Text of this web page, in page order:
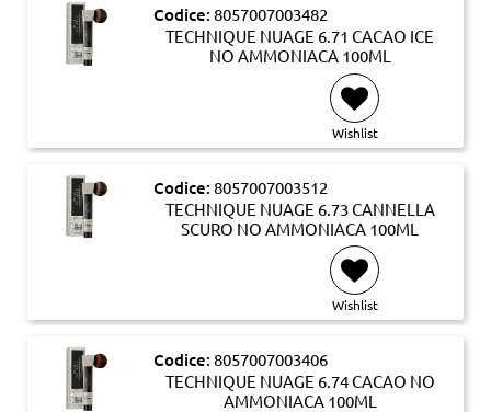
Codice: 8057007003482
TECHNIQUE NUAGE 6.71 CACAO ICE
NO AMMONIACA 100ML
Wishlist
Codice: 8057007003512
TECHNIQUE NUAGE 6.73 CANNELLA
SCURO NO AMMONIACA 100ML
Wishlist
Codice: 8057007003406
TECHNIQUE NUAGE 6.74 CACAO NO
AMMONIACA 100ML